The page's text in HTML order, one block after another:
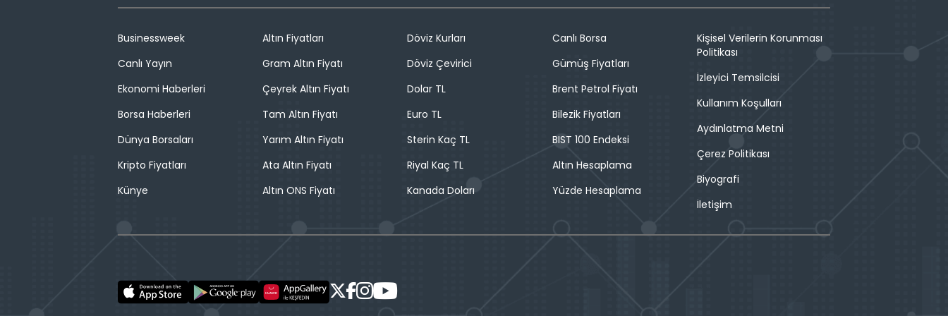
Businessweek
Canlı Yayın
Ekonomi Haberleri
Borsa Haberleri
Dünya Borsaları
Kripto Fiyatları
Künye
Altın Fiyatları
Gram Altın Fiyatı
Çeyrek Altın Fiyatı
Tam Altın Fiyatı
Yarım Altın Fiyatı
Ata Altın Fiyatı
Altın ONS Fiyatı
Döviz Kurları
Döviz Çevirici
Dolar TL
Euro TL
Sterin Kaç TL
Riyal Kaç TL
Kanada Doları
Canlı Borsa
Gümüş Fiyatları
Brent Petrol Fiyatı
Bilezik Fiyatları
BIST 100 Endeksi
Altın Hesaplama
Yüzde Hesaplama
Kişisel Verilerin Korunması
Politikası
İzleyici Temsilcisi
Kullanım Koşulları
Aydınlatma Metni
Çerez Politikası
Biyografi
İletişim